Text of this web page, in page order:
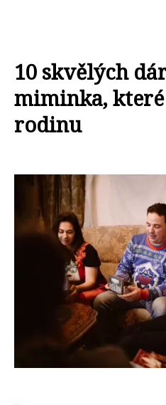
10 skvělých
miminka,
rodinu